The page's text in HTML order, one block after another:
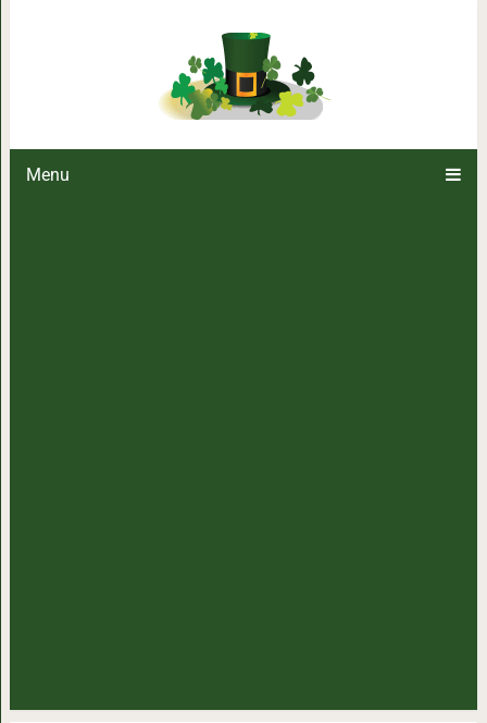
Menu
Онкологи удивились: этот сок
диабет, исцеляет